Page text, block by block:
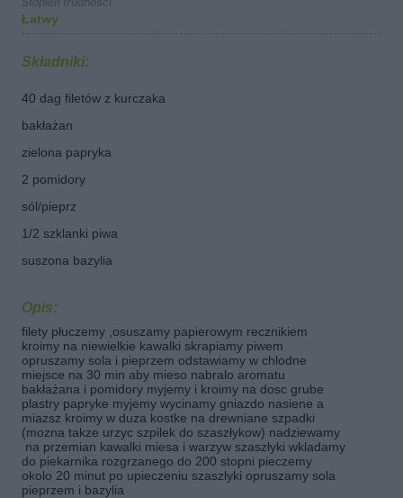
Łatwy
Składniki:
40 dag filetów z kurczaka
bakłażan
zielona papryka
2 pomidory
sól/pieprz
1/2 szklanki piwa
suszona bazylia
Opis:
filety płuczemy ,osuszamy papierowym recznikiem
kroimy na niewielkie kawalki skrapiamy piwem
opruszamy sola i pieprzem odstawiamy w chlodne
miejsce na 30 min aby mieso nabralo aromatu
bakłażana i pomidory myjemy i kroimy na dosc grube
plastry papryke myjemy wycinamy gniazdo nasiene a
miazsz kroimy w duza kostke na drewniane szpadki
(mozna takze urzyc szpilek do szaszłykow) nadziewamy
na przemian kawalki miesa i warzyw szaszłyki wkladamy
do piekarnika rozgrzanego do 200 stopni pieczemy
okolo 20 minut po upieczeniu szaszlyki opruszamy sola
pieprzem i bazylia